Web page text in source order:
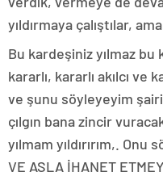
yıldırmaya çalıştılar,
Bu kardeşiniz yılmaz
kararlı, kararlı akılcı ve
ve şunu söyleyeyim
çılgın bana zincir
yılmam yıldırırım,. Onu
VE ASLA İHANET